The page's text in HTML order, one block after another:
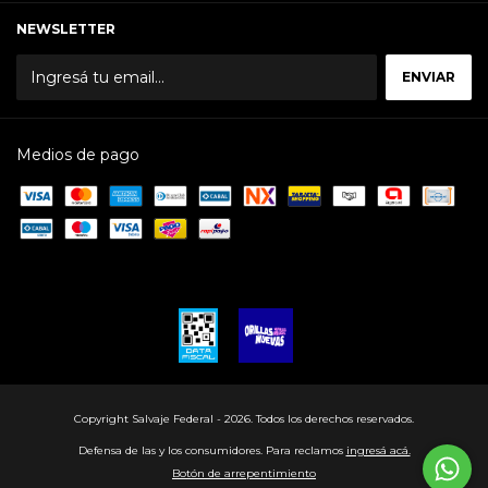
NEWSLETTER
Medios de pago
Copyright Salvaje Federal - 2026. Todos los derechos reservados.
Defensa de las y los consumidores. Para reclamos ingresá acá.
Botón de arrepentimiento